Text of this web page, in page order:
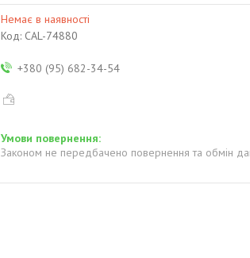
Немає в наявності
Код: CAL-74880
+380 (95) 682-34-54
Законом не передбачено повернення та обмін